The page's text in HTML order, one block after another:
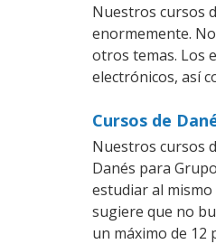
Nuestros cursos
enormemente.
otros temas. Los
electrónicos, así
Cursos de
Nuestros cursos
Danés para
estudiar al
sugiere que no
un máximo de 12